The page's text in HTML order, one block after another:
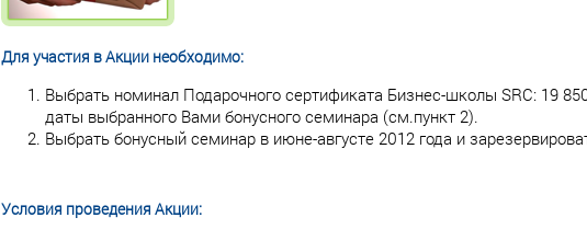
Для участия в Акции необходимо:
Выбрать номинал Подарочного сертификата Бизнес-школы SRC: 19
даты выбранного Вами бонусного семинара (см.пункт 2).
Выбрать бонусный семинар в июне-августе 2012 года и
Условия проведения Акции: